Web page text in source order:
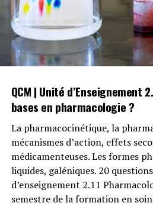
questions !!!
4# Législation, Éthique et
QCM basé sur le programme de
pour évaluer vos connaissances
legislation, le droit des patients,
l’infirmier et bien d’autres.
5# Anatomie du système
Le formidable système digestif a
transformer les molécules
éléments simple sur le plan
QCM | Unité d’Enseignement
bases en pharmacologie ?
La pharmacocinétique, la
mécanismes d’action, effets
médicamenteuses. Les formes
liquides, galéniques. 20
d’enseignement 2.11
semestre de la formation en